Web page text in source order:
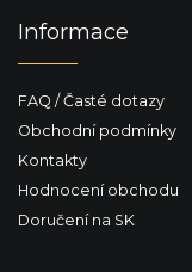
Informace
FAQ / Časté dotazy
Obchodní podmínky
Kontakty
Hodnocení obchodu
Doručení na SK